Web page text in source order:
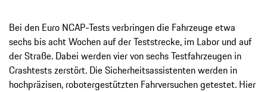
Bei den Euro NCAP-Tests verbringen die Fahrzeuge etwa
sechs bis acht Wochen auf der Teststrecke, im Labor und auf
der Straße. Dabei werden vier von sechs Testfahrzeugen in
Crashtests zerstört. Die Sicherheitsassistenten werden in
hochpräzisen, robotergestützten Fahrversuchen getestet. Hier